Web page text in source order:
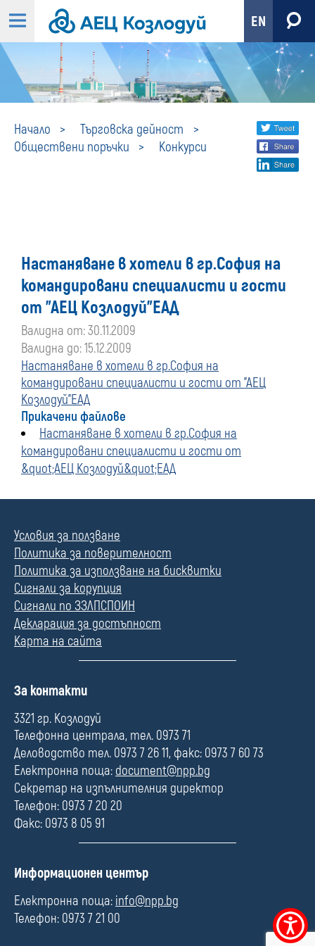
Меню
за
EN
Начало
Търговска дейност
Обществени поръчки
Конкурси
Конкурси
Share
social
Настаняване в хотели в гр.София на
командировани специалисти и гости
от "АЕЦ Козлодуй"ЕАД
Валидна от: 30.11.2009
Валидна до: 15.12.2009
Настаняване в хотели в гр.София на
командировани специалисти и гости от "АЕЦ
Козлодуй"ЕАД
Прикачени файлове
Настаняване в хотели в гр.София на
командировани специалисти и гости от
&quot;АЕЦ Козлодуй&quot;ЕАД
Условия за ползване
Политика за поверителност
Политика за използване на бисквитки
Сигнали за корупция
Сигнали по ЗЗЛПСПОИН
Декларация за достъпност
Карта на сайта
П
л
е
За контакти
3321 гр. Козлодуй
Телефонна централа, тел. 0973 71
Деловодство тел. 0973 7 26 11, факс: 0973 7 60 73
Електронна поща: document@npp.bg
Секретар на изпълнителния директор
Телефон: 0973 7 20 20
Факс: 0973 8 05 91
П
л
е
Информационен център
Електронна поща: info@npp.bg
Телефон: 0973 7 21 00